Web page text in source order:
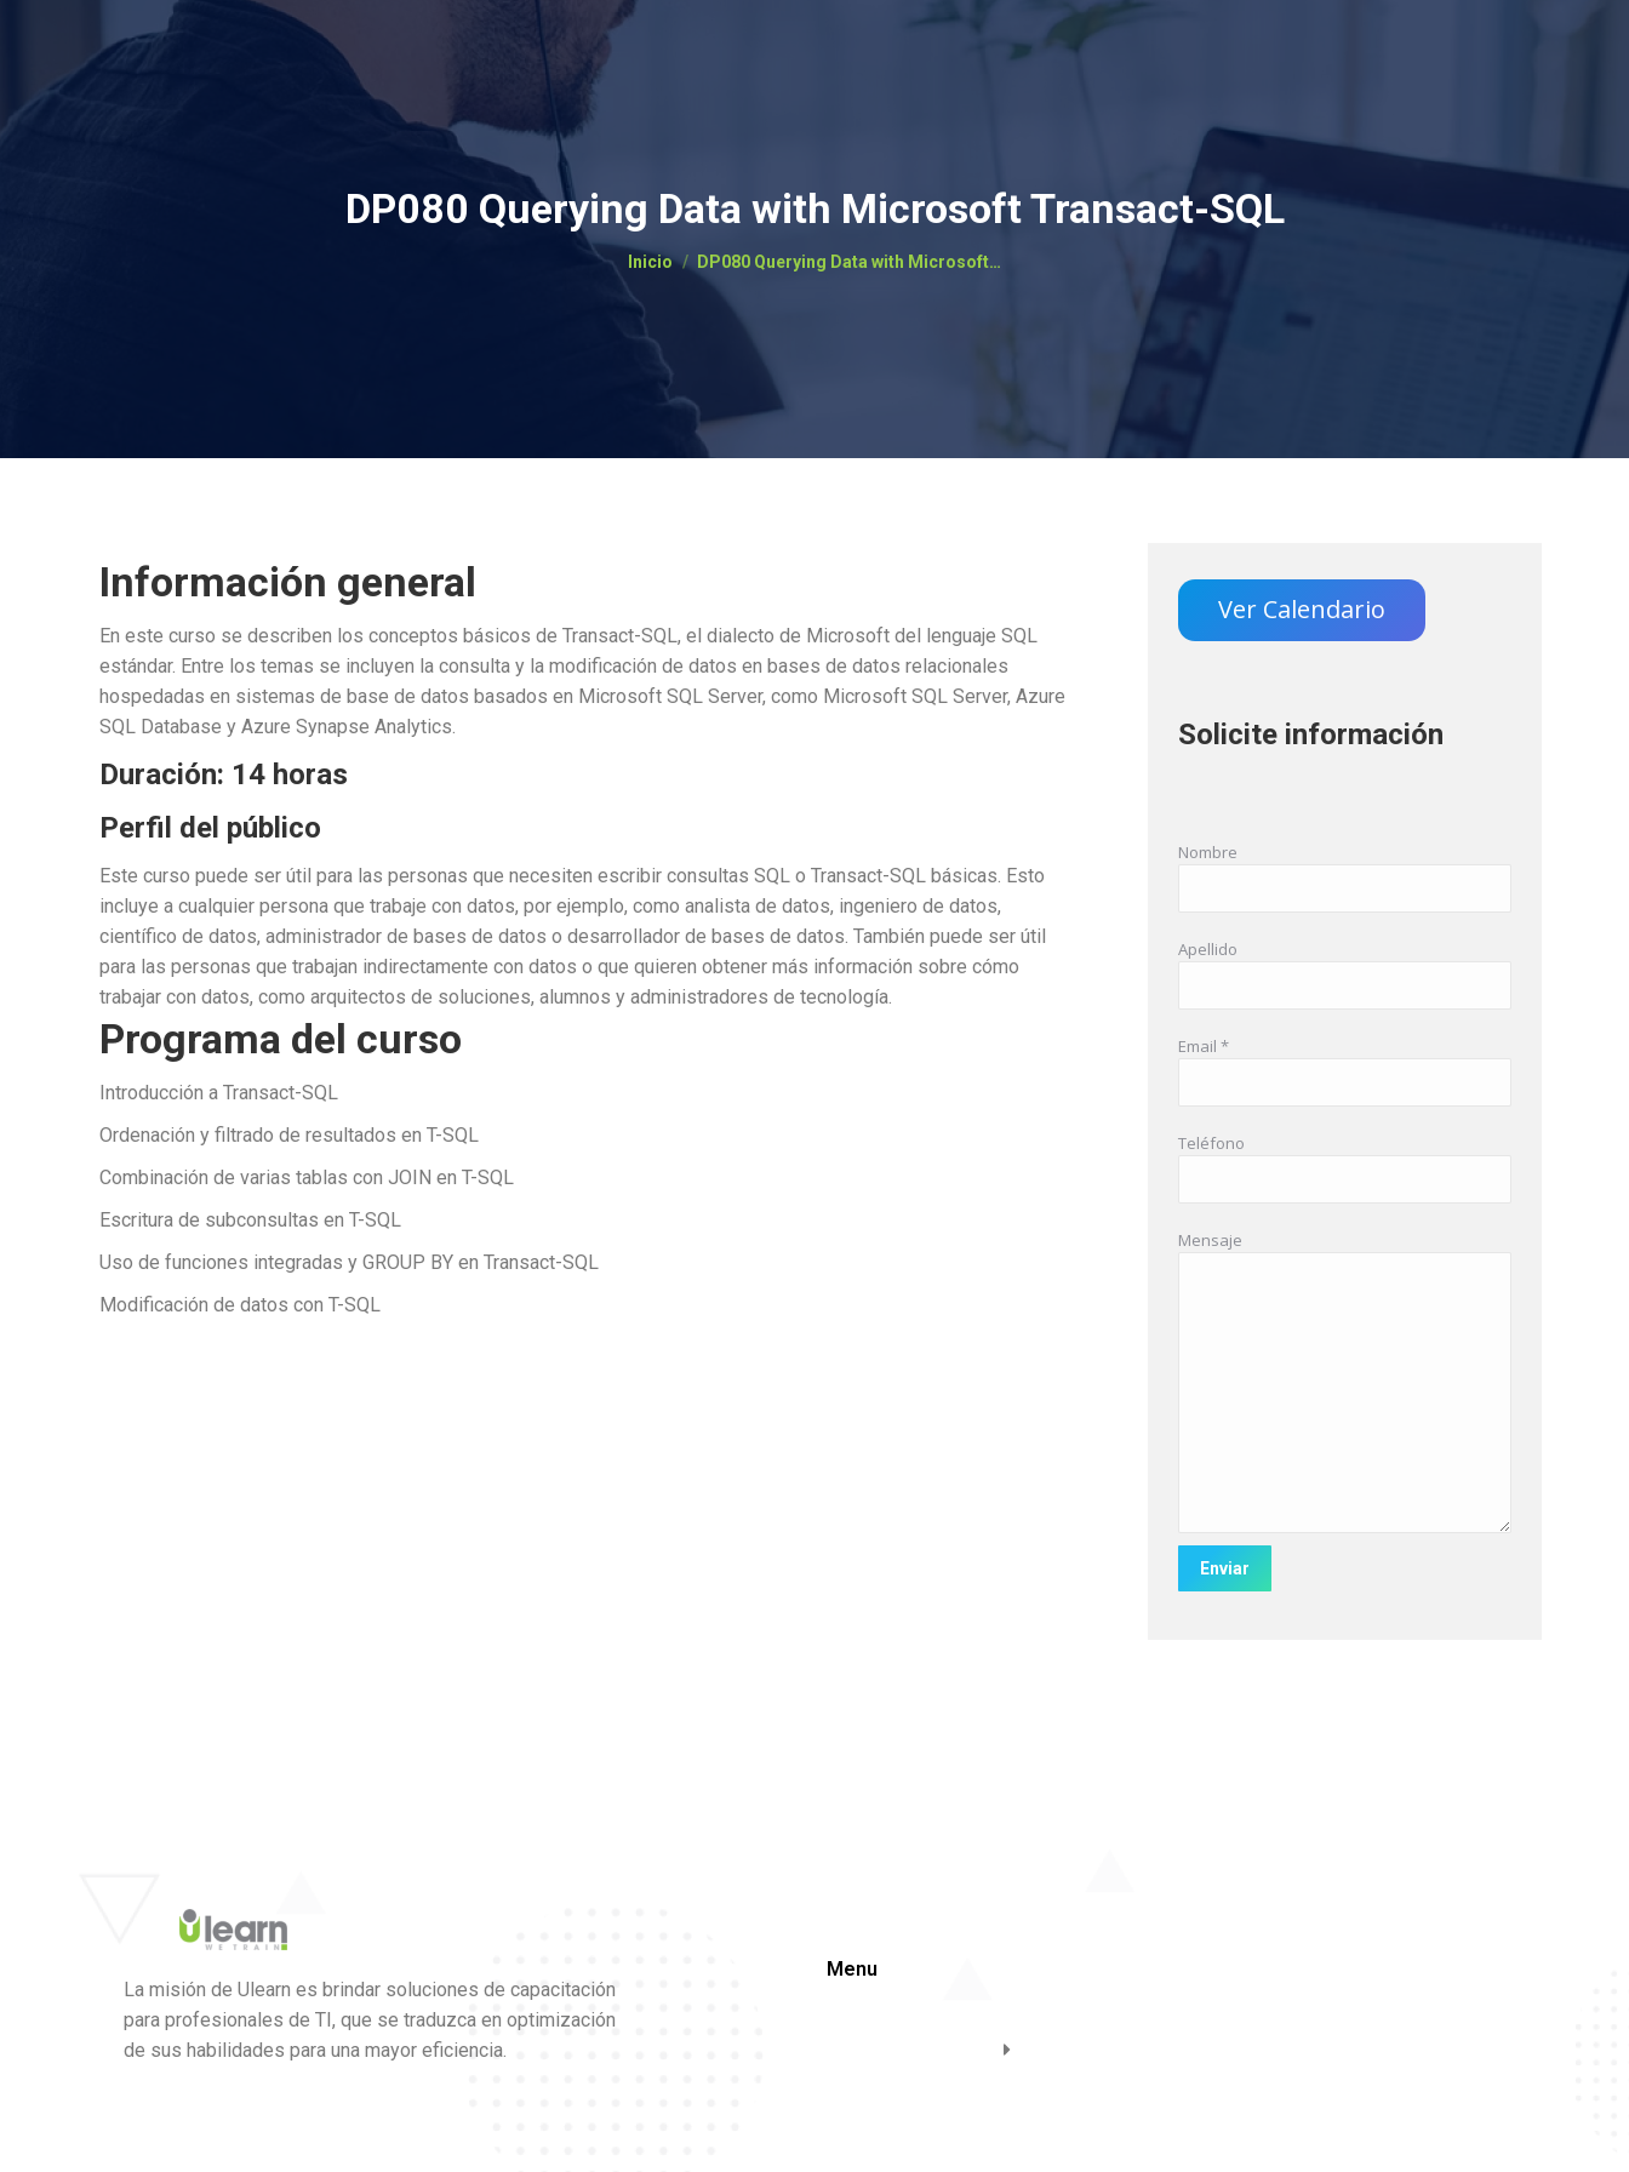
DP080 Querying Data with Microsoft Transact-SQL
Estás aquí:
Inicio DP080 Querying Data with Microsoft…
Información general
En este curso se describen los conceptos básicos de Transact-SQL, el dialecto de Microsoft del lenguaje SQL
estándar. Entre los temas se incluyen la consulta y la modificación de datos en bases de datos relacionales
hospedadas en sistemas de base de datos basados en Microsoft SQL Server, como Microsoft SQL Server, Azure
SQL Database y Azure Synapse Analytics.
Duración: 14 horas
Perfil del público
Este curso puede ser útil para las personas que necesiten escribir consultas SQL o Transact-SQL básicas. Esto
incluye a cualquier persona que trabaje con datos, por ejemplo, como analista de datos, ingeniero de datos,
científico de datos, administrador de bases de datos o desarrollador de bases de datos. También puede ser útil
para las personas que trabajan indirectamente con datos o que quieren obtener más información sobre cómo
trabajar con datos, como arquitectos de soluciones, alumnos y administradores de tecnología.
Programa del curso
Introducción a Transact-SQL
Ordenación y filtrado de resultados en T-SQL
Combinación de varias tablas con JOIN en T-SQL
Escritura de subconsultas en T-SQL
Uso de funciones integradas y GROUP BY en Transact-SQL
Modificación de datos con T-SQL
Ver Calendario
Solicite información
Nombre
Apellido
Email *
Teléfono
Mensaje
La misión de Ulearn es brindar soluciones de capacitación
para profesionales de TI, que se traduzca en optimización
de sus habilidades para una mayor eficiencia.
Menu